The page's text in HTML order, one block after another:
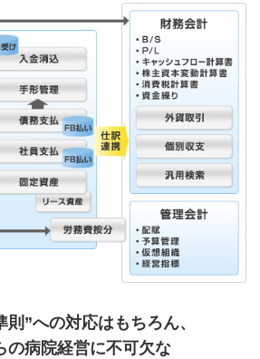
則”への対応はもちろん、
の病院経営に不可欠な